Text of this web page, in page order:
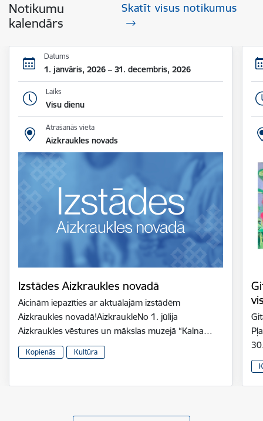
Notikumu
kalendārs
Skatīt visus notikumus
Datums
1. janvāris, 2026 – 31. decembris, 2026
Laiks
Visu dienu
Atrašanās vieta
Aizkraukles novads
Izstādes Aizkraukles novadā
Aicinām iepazīties ar aktuālajām izstādēm
Aizkraukles novadā!AizkraukleNo 1. jūlija
Aizkraukles vēstures un mākslas muzejā “Kalna…
Kopienās Kultūra